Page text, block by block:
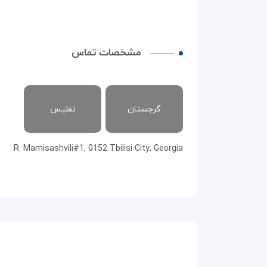
مشخصات تماس
گرجستان تفلیس
R. Mamisashvili#1, 0152 Tbilisi City, Georgia